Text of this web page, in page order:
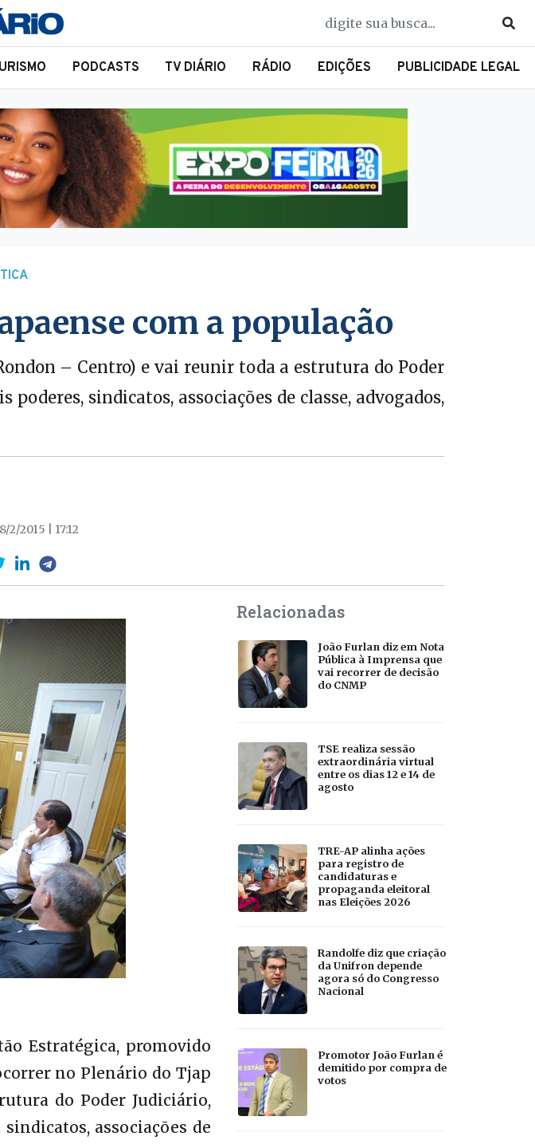
PODCASTS TV DIÁRIO RÁDIO EDIÇÕES PUBLICIDADE LEGAL
com a população
– Centro) e vai reunir toda a estrutura do Poder
sindicatos, associações de classe, advogados,
2/2015 | 17:12
Estratégica, promovido
no Plenário do Tjap
do Poder Judiciário,
associações de
Relacionadas
João Furlan diz em Nota
Pública à Imprensa que
vai recorrer de decisão
do CNMP
TSE realiza sessão
extraordinária virtual
entre os dias 12 e 14 de
agosto
TRE-AP alinha ações
para registro de
candidaturas e
propaganda eleitoral
nas Eleições 2026
Randolfe diz que criação
da Unifron depende
agora só do Congresso
Nacional
Promotor João Furlan é
demitido por compra de
votos